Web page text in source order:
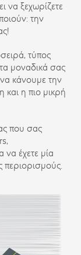
να ξεχωρίζετε
την
τύπος
μοναδικά σας
κάνουμε την
και η πιο μικρή
που σας
,
να έχετε μία
περιορισμούς.